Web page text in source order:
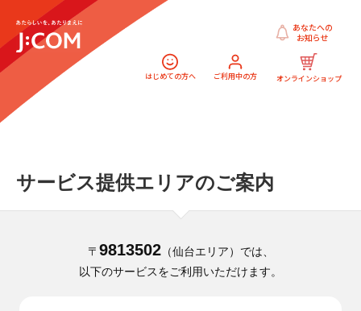
はじめての方へ ご利用中の方 オンラインショップ
あなたへの
お知らせ
サービス提供エリアのご案内
〒 9813502（仙台エリア）では、
以下のサービスをご利用いただけます。